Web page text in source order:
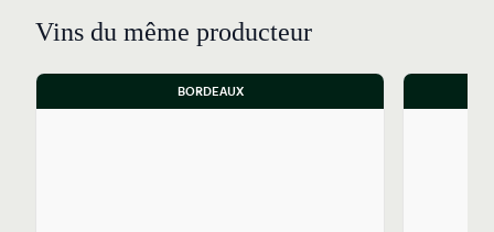
vignoble.
cabernet franc est le cépage emblématique de Lafleur.
La décision des sœurs Robin de ne pas replanter après
Vins du même producteur
BORDEAUX